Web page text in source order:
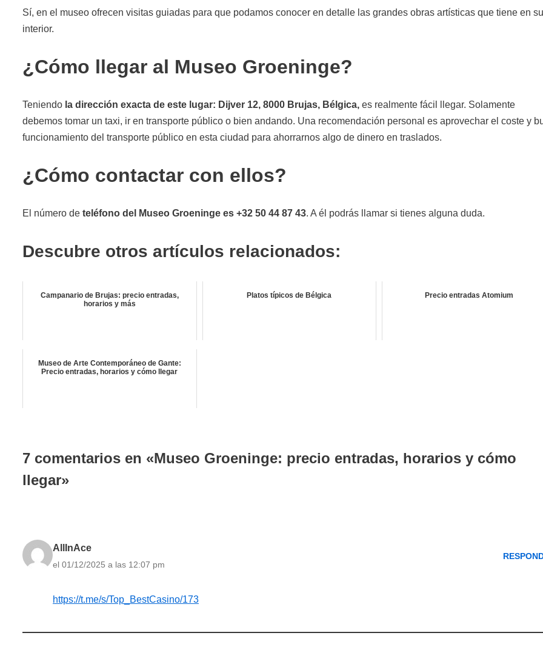
Sí, en el museo ofrecen visitas guiadas para que podamos conocer en detalle las grandes obras artísticas que tiene en su
interior.
¿Cómo llegar al Museo Groeninge?
Teniendo la dirección exacta de este lugar: Dijver 12, 8000 Brujas, Bélgica, es realmente fácil llegar. Solamente
debemos tomar un taxi, ir en transporte público o bien andando. Una recomendación personal es aprovechar el coste y
funcionamiento del transporte público en esta ciudad para ahorrarnos algo de dinero en traslados.
¿Cómo contactar con ellos?
El número de teléfono del Museo Groeninge es +32 50 44 87 43. A él podrás llamar si tienes alguna duda.
Descubre otros artículos relacionados:
Campanario de Brujas: precio entradas,
horarios y más
Platos típicos de Bélgica Precio entradas Atomium
Museo de Arte Contemporáneo de Gante:
Precio entradas, horarios y cómo llegar
7 comentarios en «Museo Groeninge: precio entradas, horarios y cómo
llegar»
AllInAce
el 01/12/2025 a las 12:07 pm
https://t.me/s/Top_BestCasino/173